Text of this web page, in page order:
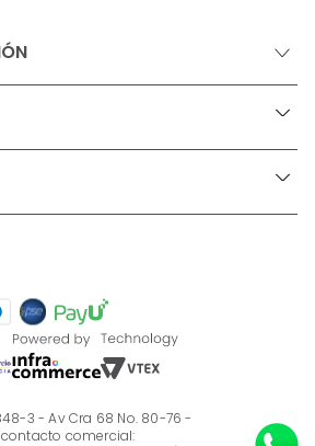
+
y restricciones para productos
y restricciones Tugó S.A.S
de muebles
+
3 - Av Cra 68 No. 80-76 -
comercial: